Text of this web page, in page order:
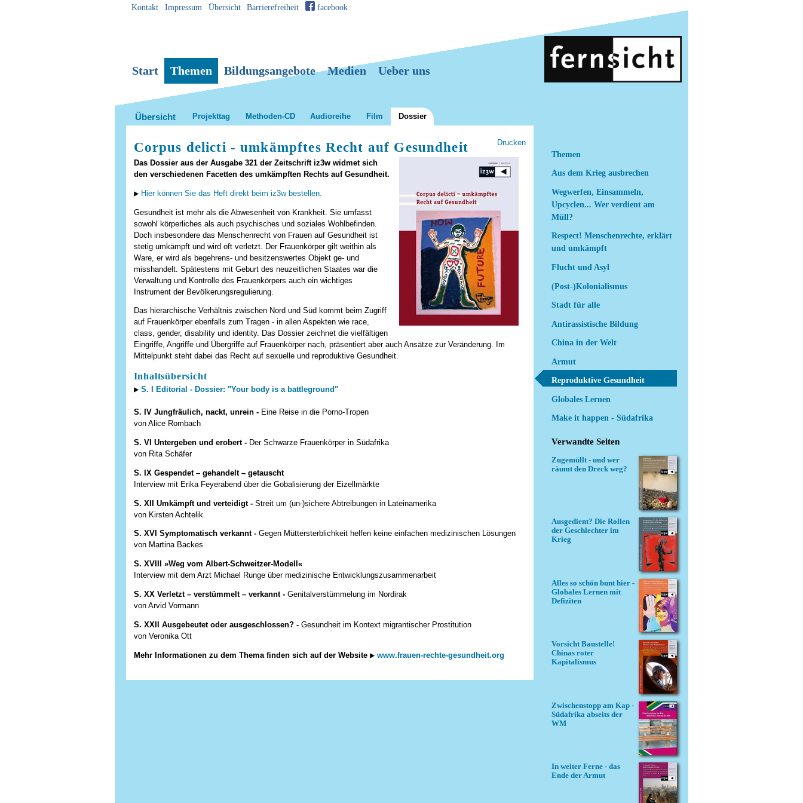
Direkt
Navigation
Benutzerspezifische
Sektionen
Start Themen Bildungsangebote Medien Ueber uns
Übersicht Projekttag Methoden-CD Audioreihe Film Dossier
Artikelaktionen
Drucken
Corpus delicti - umkämpftes Recht auf Gesundheit
Das Dossier aus der Ausgabe 321 der Zeitschrift iz3w widmet sich
den verschiedenen Facetten des umkämpften Rechts auf Gesundheit.
Hier können Sie das Heft direkt beim iz3w bestellen.
Gesundheit ist mehr als die Abwesenheit von Krankheit. Sie umfasst
sowohl körperliches als auch psychisches und soziales Wohlbefinden.
Doch insbesondere das Menschenrecht von Frauen auf Gesundheit ist
stetig umkämpft und wird oft verletzt. Der Frauenkörper gilt weithin als
Ware, er wird als begehrens- und besitzenswertes Objekt ge- und
misshandelt. Spätestens mit Geburt des neuzeitlichen Staates war die
Verwaltung und Kontrolle des Frauenkörpers auch ein wichtiges
Instrument der Bevölkerungsregulierung.
Das hierarchische Verhältnis zwischen Nord und Süd kommt beim Zugriff
auf Frauenkörper ebenfalls zum Tragen - in allen Aspekten wie race,
class, gender, disability und identity. Das Dossier zeichnet die vielfältigen
Eingriffe, Angriffe und Übergriffe auf Frauenkörper nach, präsentiert aber auch Ansätze zur Veränderung. Im
Mittelpunkt steht dabei das Recht auf sexuelle und reproduktive Gesundheit.
Inhaltsübersicht
S. I Editorial - Dossier: "Your body is a battleground"
S. IV Jungfräulich, nackt, unrein - Eine Reise in die Porno-Tropen
von Alice Rombach
S. VI Untergeben und erobert - Der Schwarze Frauenkörper in Südafrika
von Rita Schäfer
S. IX Gespendet – gehandelt – getauscht
Interview mit Erika Feyerabend über die Gobalisierung der Eizellmärkte
S. XII Umkämpft und verteidigt - Streit um (un-)sichere Abtreibungen in Lateinamerika
von Kirsten Achtelik
S. XVI Symptomatisch verkannt -Gegen Müttersterblichkeit helfen keine einfachen medizinischen Lösungen
von Martina Backes
S. XVIII »Weg vom Albert-Schweitzer-Modell«
Interview mit dem Arzt Michael Runge über medizinische Entwicklungszusammenarbeit
S. XX Verletzt – verstümmelt – verkannt - Genitalverstümmelung im Nordirak
von Arvid Vormann
S. XXII Ausgebeutet oder ausgeschlossen? - Gesundheit im Kontext migrantischer Prostitution
von Veronika Ott
Mehr Informationen zu dem Thema finden sich auf der Website www.frauen-rechte-gesundheit.org
Themen
Aus dem Krieg ausbrechen
Wegwerfen, Einsammeln,
Upcyclen... Wer verdient am
Müll?
Respect! Menschenrechte, erklärt
und umkämpft
Flucht und Asyl
(Post-)Kolonialismus
Stadt für alle
Antirassistische Bildung
China in der Welt
Armut
Reproduktive Gesundheit
Globales Lernen
Make it happen - Südafrika
Verwandte Seiten
Zugemüllt - und wer
räumt den Dreck weg?
Ausgedient? Die Rollen
der Geschlechter im
Krieg
Alles so schön bunt hier -
Globales Lernen mit
Defiziten
Vorsicht Baustelle!
Chinas roter
Kapitalismus
Zwischenstopp am Kap -
Südafrika abseits der
WM
In weiter Ferne - das
Ende der Armut
Kontakt Impressum Übersicht Barrierefreiheit facebook